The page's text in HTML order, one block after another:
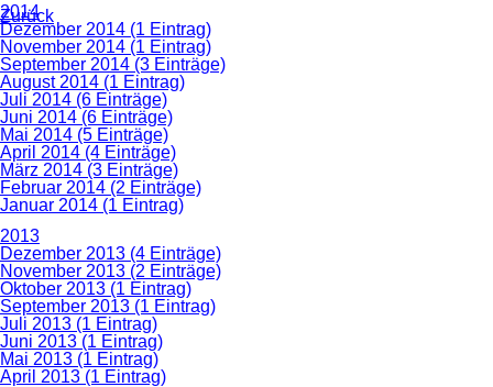
Zurück
2014
Dezember 2014 (1 Eintrag)
November 2014 (1 Eintrag)
September 2014 (3 Einträge)
August 2014 (1 Eintrag)
Juli 2014 (6 Einträge)
Juni 2014 (6 Einträge)
Mai 2014 (5 Einträge)
April 2014 (4 Einträge)
März 2014 (3 Einträge)
Februar 2014 (2 Einträge)
Januar 2014 (1 Eintrag)
2013
Dezember 2013 (4 Einträge)
November 2013 (2 Einträge)
Oktober 2013 (1 Eintrag)
September 2013 (1 Eintrag)
Juli 2013 (1 Eintrag)
Juni 2013 (1 Eintrag)
Mai 2013 (1 Eintrag)
April 2013 (1 Eintrag)